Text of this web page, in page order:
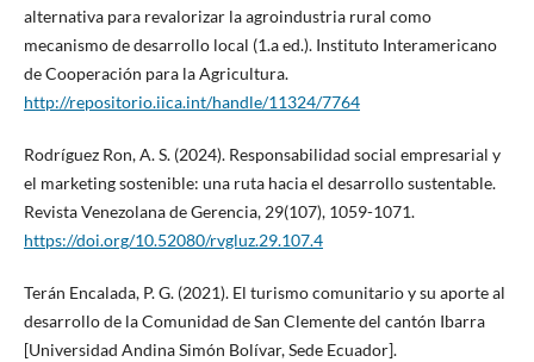
alternativa para revalorizar la agroindustria rural como
mecanismo de desarrollo local (1.a ed.). Instituto Interamericano
de Cooperación para la Agricultura.
http://repositorio.iica.int/handle/11324/7764
Rodríguez Ron, A. S. (2024). Responsabilidad social empresarial y
el marketing sostenible: una ruta hacia el desarrollo sustentable.
Revista Venezolana de Gerencia, 29(107), 1059-1071.
https://doi.org/10.52080/rvgluz.29.107.4
Terán Encalada, P. G. (2021). El turismo comunitario y su aporte al
desarrollo de la Comunidad de San Clemente del cantón Ibarra
[Universidad Andina Simón Bolívar, Sede Ecuador].